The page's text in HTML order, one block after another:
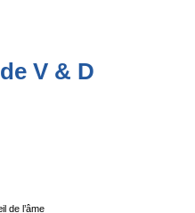
V & D
de l’âme